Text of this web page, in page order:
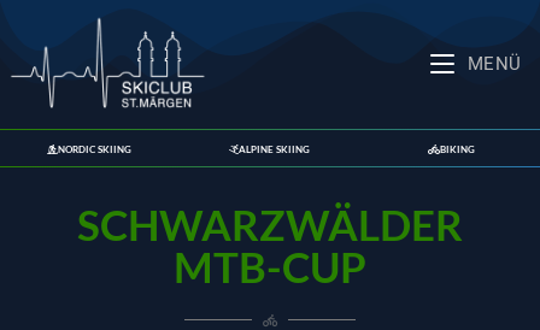
MENÜ
NORDIC SKIING ALPINE SKIING BIKING
SCHWARZWÄLDER
MTB-CUP